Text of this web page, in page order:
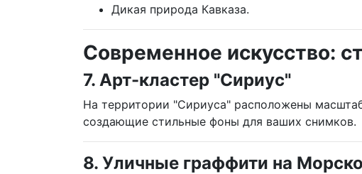
Дикая природа Кавказа.
Современное искусство:
7. Арт-кластер "Сириус"
На территории "Сириуса" расположены
создающие стильные фоны для ваших снимков.
8. Уличные граффити на